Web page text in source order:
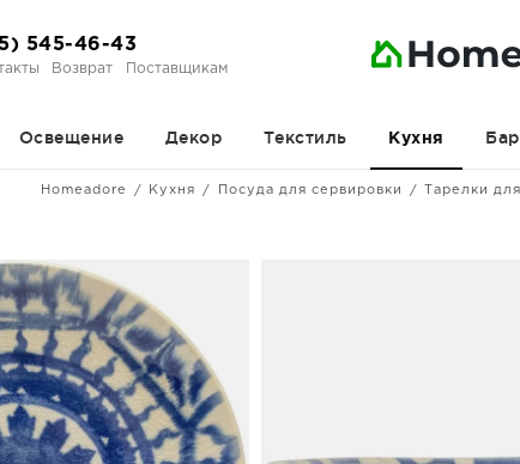
545-46-43
Возврат Поставщикам
Освещение Декор Текстиль Кухня Бар
Homeadore Кухня Посуда для сервировки Тарелки